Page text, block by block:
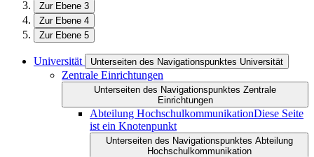
Zur Ebene 3
Zur Ebene 4
Zur Ebene 5
Universität Unterseiten des Navigationspunktes Universität
Zentrale Einrichtungen
Unterseiten des Navigationspunktes Zentrale
Einrichtungen
Abteilung HochschulkommunikationDiese Seite
ist ein Knotenpunkt
Unterseiten des Navigationspunktes Abteilung
Hochschulkommunikation